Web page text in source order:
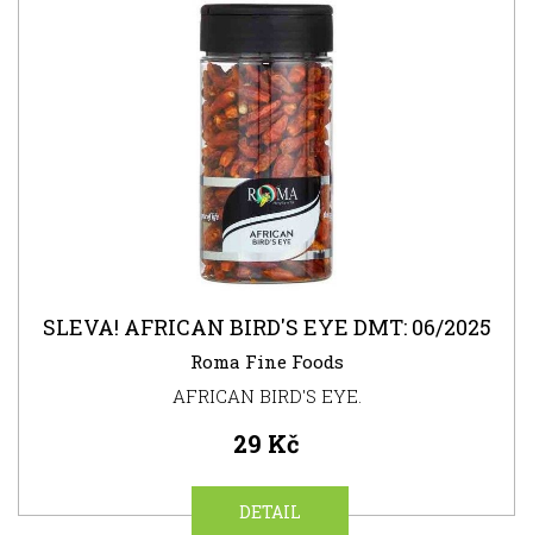
SLEVA! AFRICAN BIRD'S EYE DMT: 06/2025
Roma Fine Foods
AFRICAN BIRD'S EYE.
29 Kč
DETAIL